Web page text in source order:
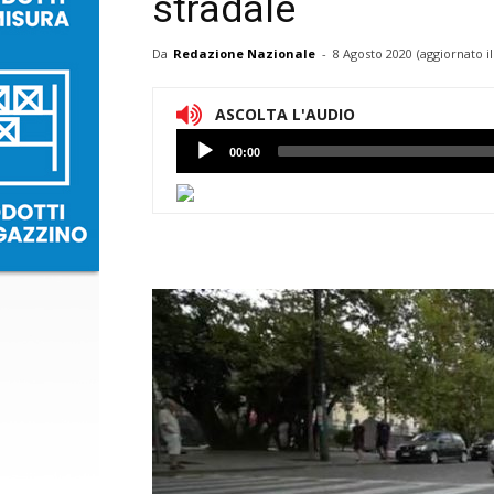
stradale
Da Redazione Nazionale - 8 Agosto 2020 (aggiornato il
ASCOLTA L'AUDIO
Lettore
Audio
00:00